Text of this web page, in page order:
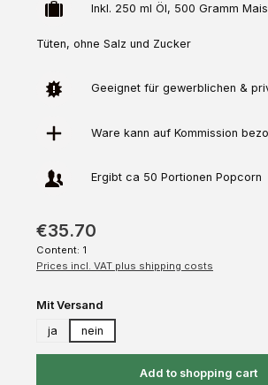
Inkl. 250 ml Öl, 500 Gramm
Tüten, ohne Salz und Zucker
Geeignet für gewerblichen &
Ware kann auf Kommission
Ergibt ca 50 Portionen Popcorn
€35.70
Content: 1
Prices incl. VAT plus shipping costs
Select
Mit Versand
ja
nein
Add to shopping cart